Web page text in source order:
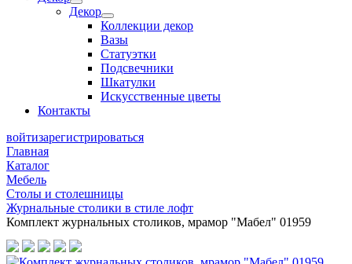
Декор
Коллекции декор
Вазы
Статуэтки
Подсвечники
Шкатулки
Искусственные цветы
Контакты
войтизарегистрироваться
Главная
Каталог
Мебель
Столы и столешницы
Журнальные столики в стиле лофт
Комплект журнальных столиков, мрамор "Мабел" 01959